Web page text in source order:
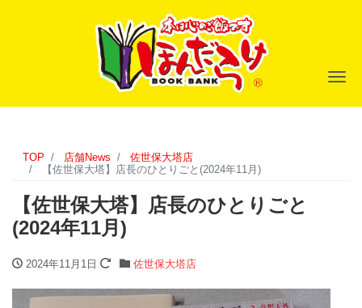
ナ
TOP 店舗News
佐世保大塔店
【佐世保大塔】店長のひとりごと(2024年11月)
【佐世保大塔】店長のひとりごと
(2024年11月)
2024年11月1日 佐世保大塔店